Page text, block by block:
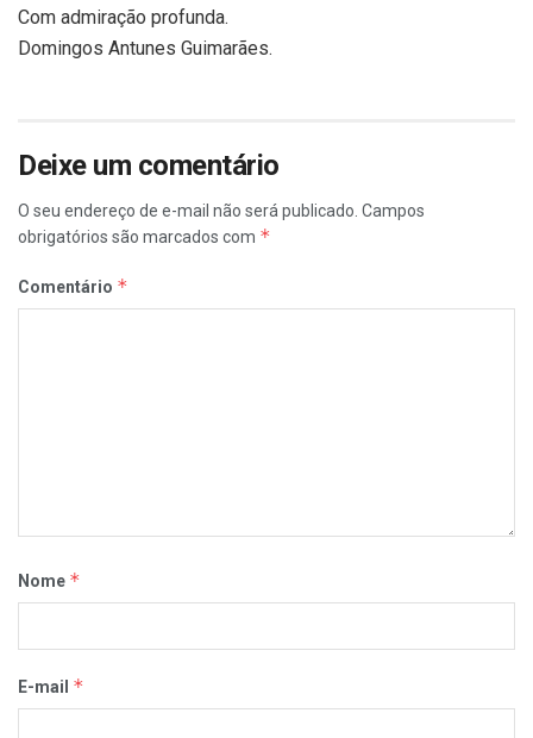
Com admiração profunda.
Domingos Antunes Guimarães.
Deixe um comentário
O seu endereço de e-mail não será publicado. Campos
obrigatórios são marcados com *
Comentário *
Nome *
E-mail *